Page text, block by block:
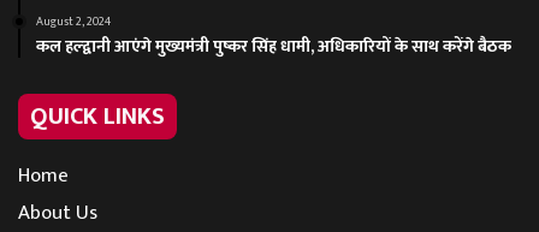
August 2, 2024
कल हल्द्वानी आएंगे मुख्यमंत्री पुष्कर सिंह धामी, अधिकारियों के साथ करेंगे बैठक
QUICK LINKS
Home
About Us